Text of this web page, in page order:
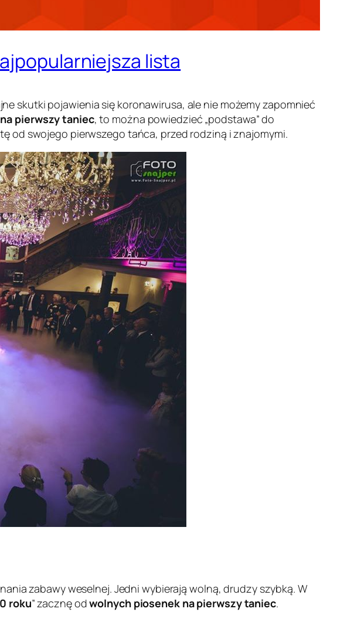
lista
skutki pojawienia się koronawirusa, ale nie możemy zapomnieć
pierwszy taniec, to można powiedzieć „podstawa” do
od swojego pierwszego tańca, przed rodziną i znajomymi.
zabawy weselnej. Jedni wybierają wolną, drudzy szybką. W
roku” zacznę odwolnych piosenek na pierwszy taniec.